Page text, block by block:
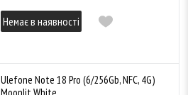
Немає в наявності
Ulefone Note 18 Pro (6/256Gb, NFC, 4G)